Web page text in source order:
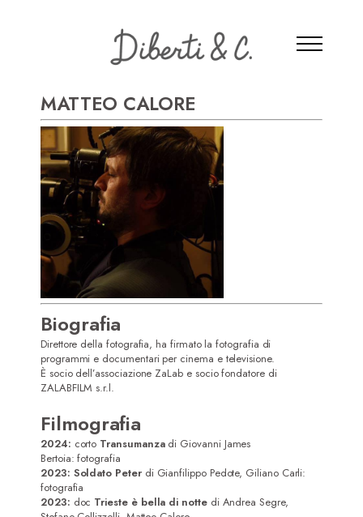
MATTEO CALORE
Biografia
Direttore della fotografia, ha firmato la fotografia di
programmi e documentari per cinema e televisione.
È socio dell’associazione ZaLab e socio fondatore di
ZALABFILM s.r.l.
Filmografia
2024: corto Transumanzadi Giovanni James
Bertoia: fotografia
2023: Soldato Peter di Gianfilippo Pedote, Giliano Carli:
fotografia
2023: doc Trieste è bella di notte di Andrea Segre,